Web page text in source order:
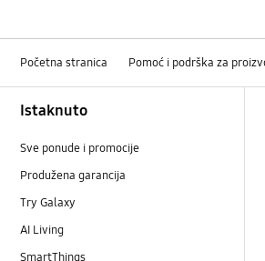
Početna stranica Pomoć i podrška za
Istaknuto
Sve ponude i promocije
Produžena garancija
Try Galaxy
AI Living
SmartThings